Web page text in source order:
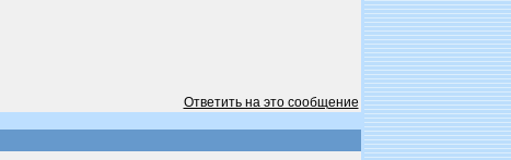
Ответить на это сообщение